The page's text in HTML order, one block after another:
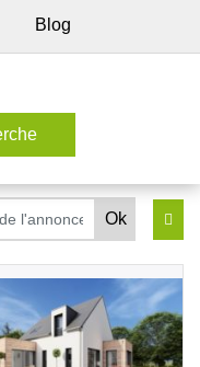
Blog